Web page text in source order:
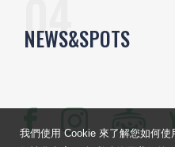
NEWS&SPOTS
我們使用 Cookie 來了解您如何